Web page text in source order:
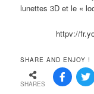
lunettes 3D et le «
httpv://
SHARE AND ENJOY !
SHARES